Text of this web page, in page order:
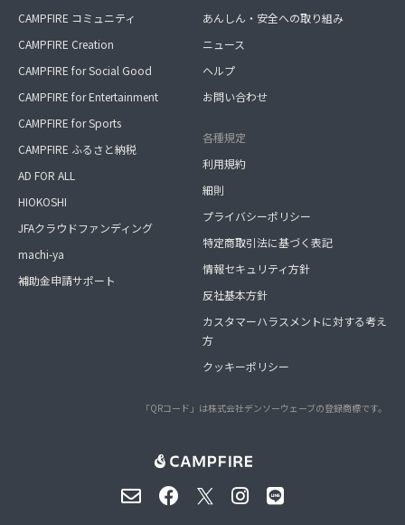
CAMPFIRE コミュニティ
CAMPFIRE Creation
CAMPFIRE for Social Good
CAMPFIRE for Entertainment
CAMPFIRE for Sports
CAMPFIRE ふるさと納税
AD FOR ALL
HIOKOSHI
JFAクラウドファンディング
machi-ya
補助金申請サポート
あんしん・安全への取り組み
ニュース
ヘルプ
お問い合わせ
各種規定
利用規約
細則
プライバシーポリシー
特定商取引法に基づく表記
情報セキュリティ方針
反社基本方針
カスタマーハラスメントに対する考え
方
クッキーポリシー
「QRコード」は株式会社デンソーウェーブの登録商標です。